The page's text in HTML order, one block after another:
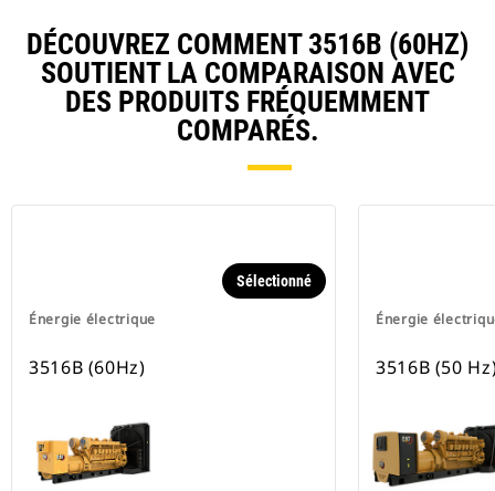
DÉCOUVREZ COMMENT 3516B (60HZ)
SOUTIENT LA COMPARAISON AVEC
DES PRODUITS FRÉQUEMMENT
COMPARÉS.
Énergie électrique
Sélectionné
3516B (60Hz)
Énergie
3516B (50